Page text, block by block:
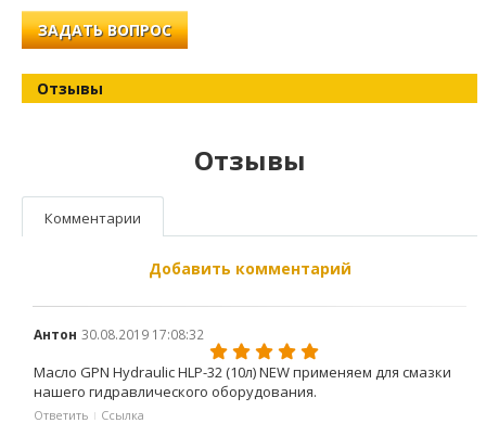
ЗАДАТЬ ВОПРОС
Отзывы
Отзывы
Комментарии
Добавить комментарий
Антон 30.08.2019 17:08:32
Масло GPN Hydraulic HLP-32 (10л) NEW применяем для смазки
нашего гидравлического оборудования.
Ответить Ссылка